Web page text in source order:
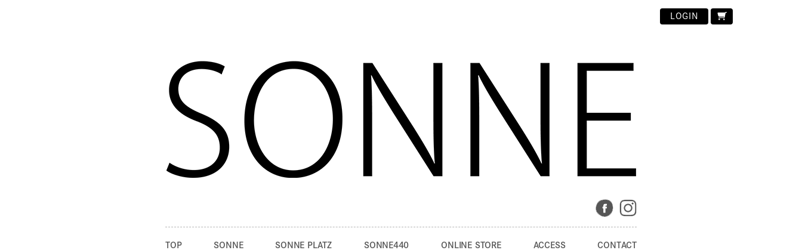
LOGIN
TOP SONNE SONNE PLATZ SONNE440 ONLINE STORE ACCESS CONTACT